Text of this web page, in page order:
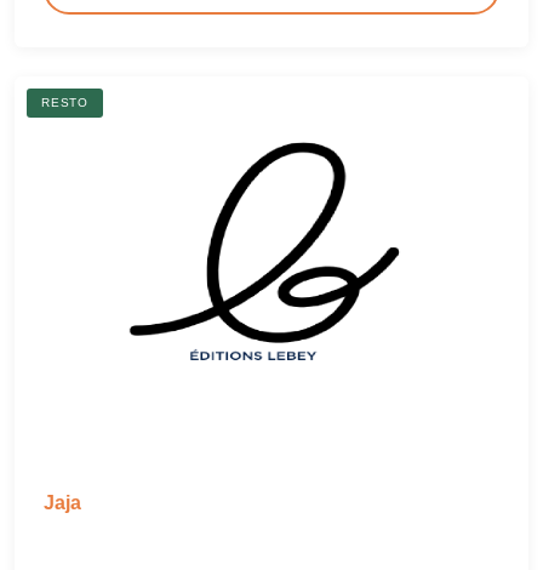
RESTO
Jaja